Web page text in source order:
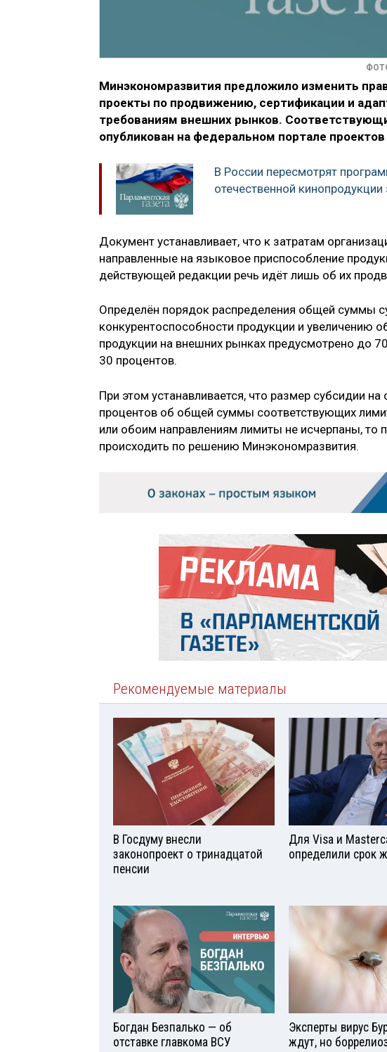
Минэкономразвития предложило изменить
проекты по продвижению, сертификации и
требованиям внешних рынков.
опубликован на федеральном портале
В России пересмотрят
отечественной
Документ устанавливает, что к затратам
направленные на языковое приспособление
действующей редакции речь идёт лишь об их
Определён порядок распределения общей суммы
конкурентоспособности продукции и увеличению
продукции на внешних рынках предусмотрено до
30 процентов.
При этом устанавливается, что размер субсидии
процентов об общей суммы соответствующих
или обоим направлениям лимиты не исчерпаны, то
происходить по решению Минэкономразвития.
Рекомендуемые материалы
В Госдуму внесли
законопроект о тринадцатой
пенсии
Для Visа и
определили срок
Богдан Безпалько — об
отставке главкома ВСУ
Эксперты вирус
ждут, но